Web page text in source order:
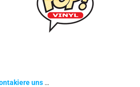
uns …